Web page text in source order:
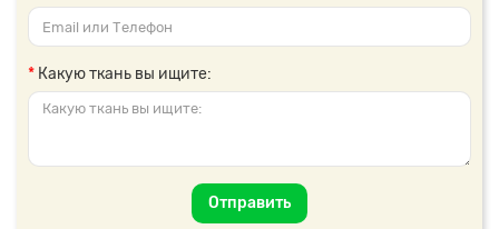
Какую ткань вы ищите:
Отправить